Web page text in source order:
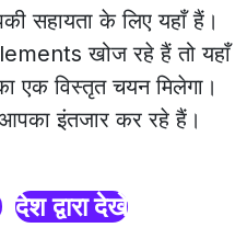
सहायता के लिए यहाँ हैं।
खोज रहे हैं तो यहाँ
एक विस्तृत चयन मिलेगा।
इंतजार कर रहे हैं।
देश द्वारा देखें